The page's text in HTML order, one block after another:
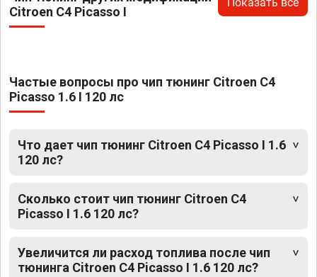
Citroen C4 Picasso I
Частые вопросы про чип тюнинг Citroen C4
Picasso 1.6 I 120 лс
Что дает чип тюнинг Citroen C4 Picasso I 1.6
120 лс?
Сколько стоит чип тюнинг Citroen C4
Picasso I 1.6 120 лс?
Увеличится ли расход топлива после чип
тюнинга Citroen C4 Picasso I 1.6 120 лс?